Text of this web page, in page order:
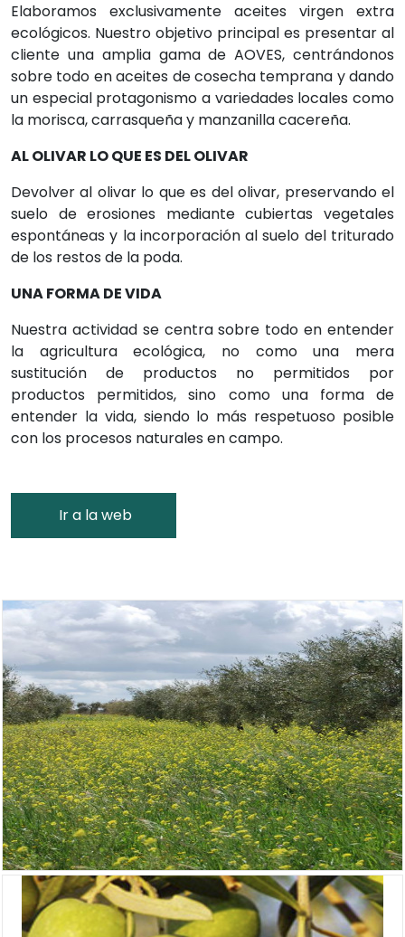
Elaboramos exclusivamente aceites virgen extra
ecológicos. Nuestro objetivo principal es presentar al
cliente una amplia gama de AOVES, centrándonos
sobre todo en aceites de cosecha temprana y dando
un especial protagonismo a variedades locales como
la morisca, carrasqueña y manzanilla cacereña.
AL OLIVAR LO QUE ES DEL OLIVAR
Devolver al olivar lo que es del olivar, preservando el
suelo de erosiones mediante cubiertas vegetales
espontáneas y la incorporación al suelo del triturado
de los restos de la poda.
UNA FORMA DE VIDA
Nuestra actividad se centra sobre todo en entender
la agricultura ecológica, no como una mera
sustitución de productos no permitidos por
productos permitidos, sino como una forma de
entender la vida, siendo lo más respetuoso posible
con los procesos naturales en campo.
Ir a la web